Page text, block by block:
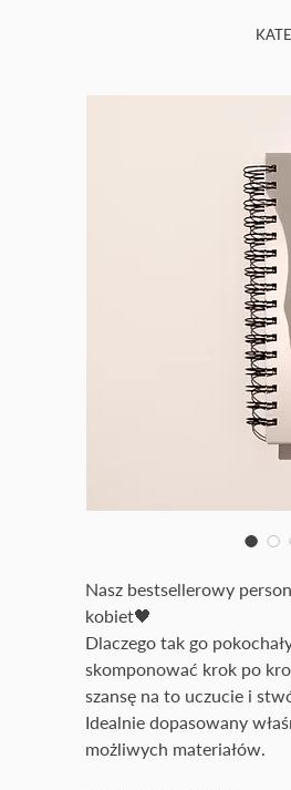
Nasz bestsellerowy
kobiet🖤
Dlaczego tak go
skomponować krok po
szansę na to uczucie i
Idealnie dopasowany
możliwych materiałów.